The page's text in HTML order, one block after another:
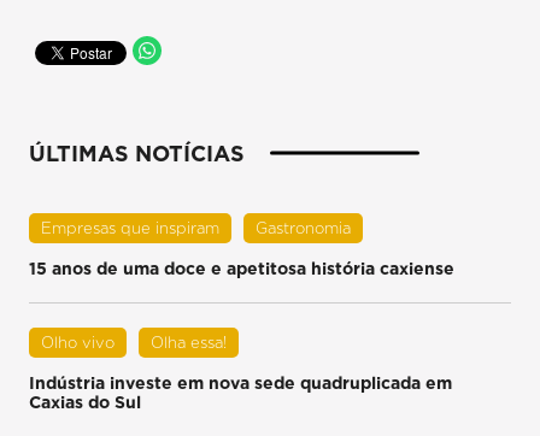
ÚLTIMAS NOTÍCIAS
Empresas que inspiram Gastronomia
15 anos de uma doce e apetitosa história caxiense
Olho vivo Olha essa!
Indústria investe em nova sede quadruplicada em
Caxias do Sul